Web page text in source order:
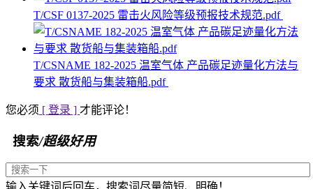
T/CSF 0137-2025 雷击火风险等级预报技术规范.pdf
T/CSNAME 182-2025 温室气体 产品碳足迹量化方法与
要求 散货船与集装箱船.pdf
您必须 [ 登录 ] 才能评论！
搜索/超级好用
输入关键词后回车，搜索词尽量简短、明确！